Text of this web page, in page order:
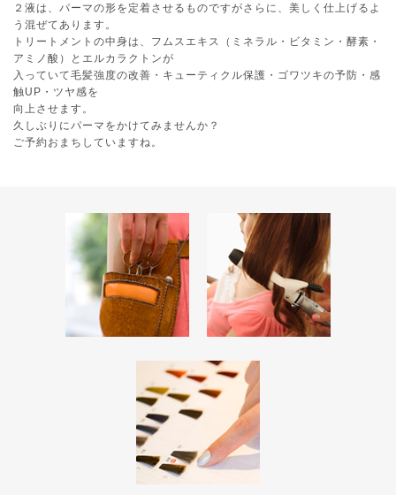
２液は、パーマの形を定着させるものですがさらに、美しく仕上げるよ
う混ぜてあります。
トリートメントの中身は、フムスエキス（ミネラル・ビタミン・酵素・
アミノ酸）とエルカラクトンが
入っていて毛髪強度の改善・キューティクル保護・ゴワツキの予防・感
触UP・ツヤ感を
向上させます。
久しぶりにパーマをかけてみませんか？
ご予約おまちしていますね。